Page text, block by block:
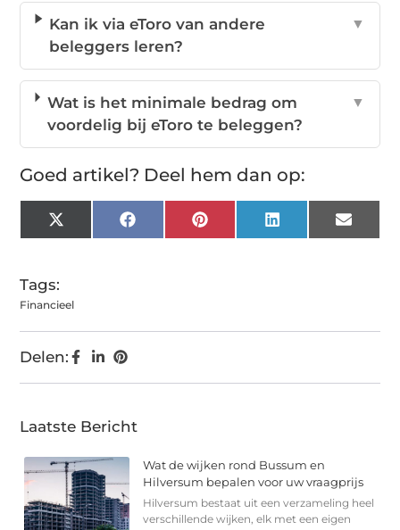
Kan ik via eToro van andere
beleggers leren?
▼
Wat is het minimale bedrag om
voordelig bij eToro te beleggen?
▼
Goed artikel? Deel hem dan op:
X
(Twitter)
FacebookPinterest LinkedIn Email
Tags:
Financieel
Delen:
Laatste Bericht
Wat de wijken rond Bussum en
Hilversum bepalen voor uw vraagprijs
Hilversum bestaat uit een verzameling heel
verschillende wijken, elk met een eigen